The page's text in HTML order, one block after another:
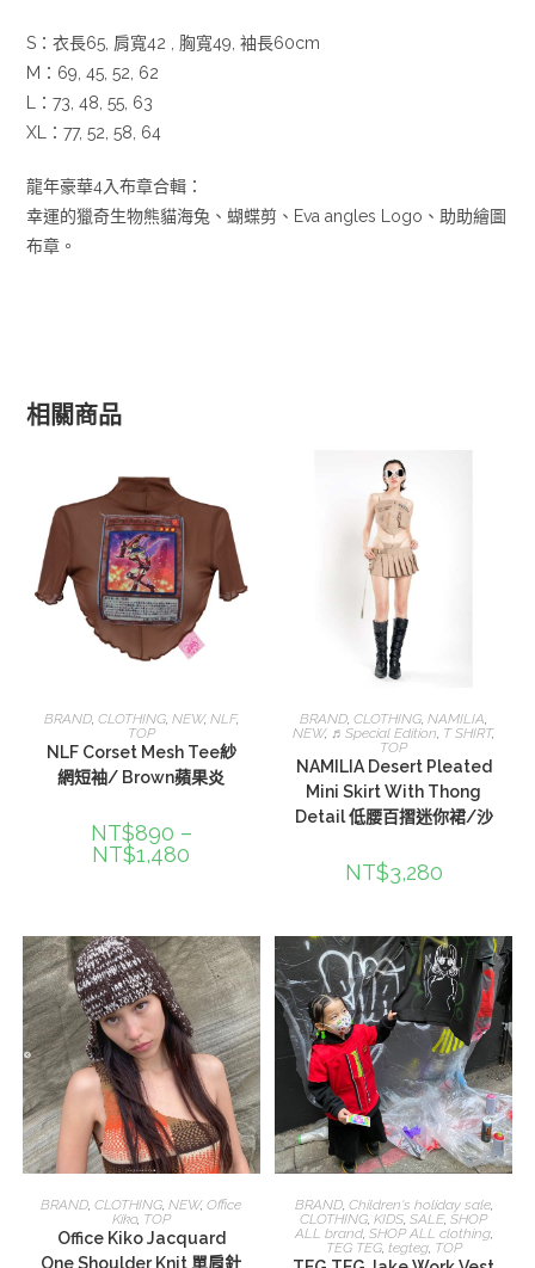
S：衣長65, 肩寬42 , 胸寬49, 袖長60cm
M：69, 45, 52, 62
L：73, 48, 55, 63
XL：77, 52, 58, 64
龍年豪華4入布章合輯：
幸運的獵奇生物熊貓海兔、蝴蝶剪、Eva angles Logo、助助繪圖
布章。
相關商品
選擇規格
BRAND, CLOTHING, NEW, NLF,
TOP
NLF Corset Mesh Tee紗
網短袖/ Brown蘋果炎
NT$890 –
NT$1,480
選擇規格
BRAND ,CLOTHING ,NAMILIA
NEW, ♬Special Edition T SHIRT,
TOP
NAMILIA Desert Pleated
Mini Skirt With Thong
Detail 低腰百摺迷你裙/沙
NT$3,280
加入購物車
BRAND,CLOTHING,NEW,Office
Kiko, TOP
Office Kiko Jacquard
One Shoulder Knit 單肩針
選擇規格
BRAND, Children's holiday sale,
CLOTHING,KIDS,SALE,SHOP
ALL brand, SHOP ALL clothing,
TEG TEG, tegteg, TOP